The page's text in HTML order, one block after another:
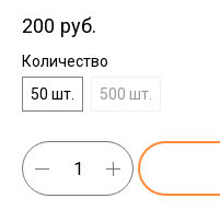
200 руб.
Количество
50 шт.
500 шт.